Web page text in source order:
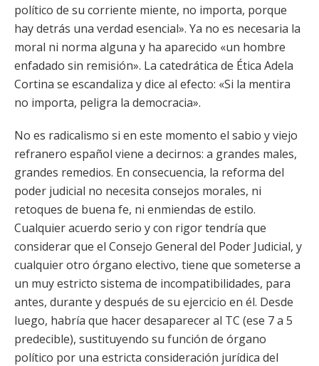
político de su corriente miente, no importa, porque
hay detrás una verdad esencial». Ya no es necesaria la
moral ni norma alguna y ha aparecido «un hombre
enfadado sin remisión». La catedrática de Ética Adela
Cortina se escandaliza y dice al efecto: «Si la mentira
no importa, peligra la democracia».
No es radicalismo si en este momento el sabio y viejo
refranero español viene a decirnos: a grandes males,
grandes remedios. En consecuencia, la reforma del
poder judicial no necesita consejos morales, ni
retoques de buena fe, ni enmiendas de estilo.
Cualquier acuerdo serio y con rigor tendría que
considerar que el Consejo General del Poder Judicial, y
cualquier otro órgano electivo, tiene que someterse a
un muy estricto sistema de incompatibilidades, para
antes, durante y después de su ejercicio en él. Desde
luego, habría que hacer desaparecer al TC (ese 7 a 5
predecible), sustituyendo su función de órgano
político por una estricta consideración jurídica del